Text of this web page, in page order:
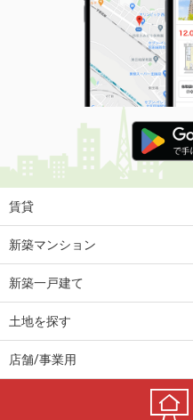
賃貸
新築マンション
新築一戸建て
土地を探す
店舗/事業用